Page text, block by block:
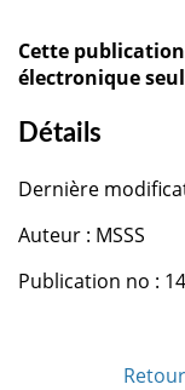
Cette
électronique
Détails
Dernière
Auteur : MSSS
Publication no :